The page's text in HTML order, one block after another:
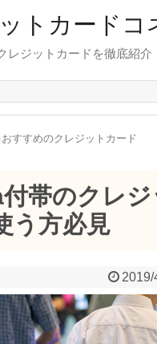
トカードコ
レジットカードを徹底紹
おすすめのクレジットカード
帯のクレ
う方必見
2019/